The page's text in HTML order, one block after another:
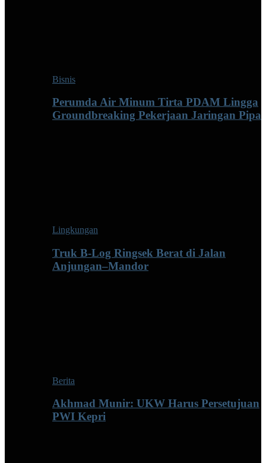
Bisnis
Perumda Air Minum Tirta PDAM Lingga
Groundbreaking Pekerjaan Jaringan Pipa
Lingkungan
Truk B-Log Ringsek Berat di Jalan
Anjungan–Mandor
Berita
Akhmad Munir: UKW Harus Persetujuan
PWI Kepri